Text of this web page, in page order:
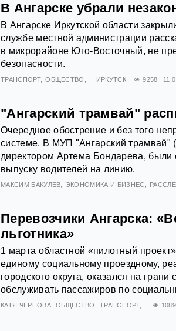
В Ангарске убрали
В Ангарске Иркутской области
службе местной администрации
в микрорайоне Юго-Восточный, не
безопасности.
ТРАНСПОРТ ОБЩЕСТВО ИРКУТСК 9258
"Ангарский трамвай"
Очередное обострение и без того
системе. В МУП "Ангарский
директором Артема Бондарева,
выпуску водителей на линию.
МАКСИМ БАКУЛЕВ ЭКОНОМИКА И БИЗНЕС
Перевозчики Ангарска:
льготника»
1 марта областной «пилотный
единому социальному проездному,
городского округа, оказался на
обслуживать пассажиров по
КАТЯ ЧЕРНОВА ОБЩЕСТВО ТРАНСПОРТ